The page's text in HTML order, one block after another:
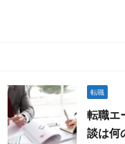
転職
転職エ
談は何